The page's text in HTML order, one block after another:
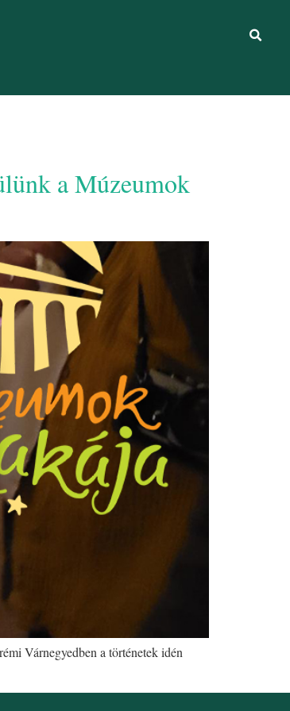
a Múzeumok
Várnegyedben a történetek idén